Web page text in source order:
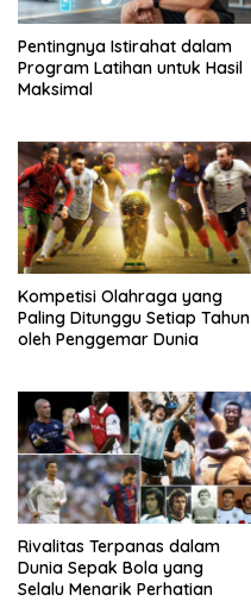
Pentingnya Istirahat dalam
Program Latihan untuk Hasil
Maksimal
Kompetisi Olahraga yang
Paling Ditunggu Setiap Tahun
oleh Penggemar Dunia
Rivalitas Terpanas dalam
Dunia Sepak Bola yang
Selalu Menarik Perhatian